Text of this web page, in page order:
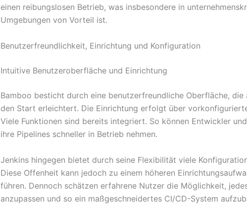
einen reibungslosen Betrieb, was insbesondere in
Umgebungen von Vorteil ist.
Benutzerfreundlichkeit, Einrichtung und Konfiguration
Intuitive Benutzeroberfläche und Einrichtung
Bamboo besticht durch eine benutzerfreundliche Oberfläche, die
den Start erleichtert. Die Einrichtung erfolgt über
Viele Funktionen sind bereits integriert. So können Entwickler
ihre Pipelines schneller in Betrieb nehmen.
Jenkins hingegen bietet durch seine Flexibilität viele
Diese Offenheit kann jedoch zu einem höheren
führen. Dennoch schätzen erfahrene Nutzer die Möglichkeit,
anzupassen und so ein maßgeschneidertes CI/CD-System